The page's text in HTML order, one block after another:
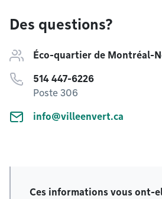
Des questions?
Éco-quartier de Montréal-
514 447-6226
Poste 306
info@villeenvert.ca
Ces informations vous ont-